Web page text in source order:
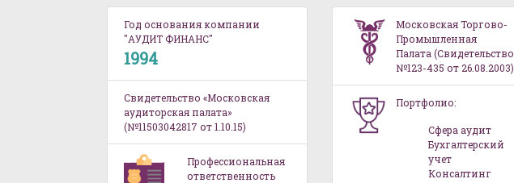
Год основания компании
"АУДИТ ФИНАНС"
1994
Свидетельство «Московская
аудиторская палата»
(№11503042817 от 1.10.15)
Профессиональная
ответственность
Московская Торгово-
Промышленная
Палата (Свидетельство
№123-435 от 26.08.2003)
Портфолио:
Сфера аудит
Бухгалтерский
учет
Консалтинг